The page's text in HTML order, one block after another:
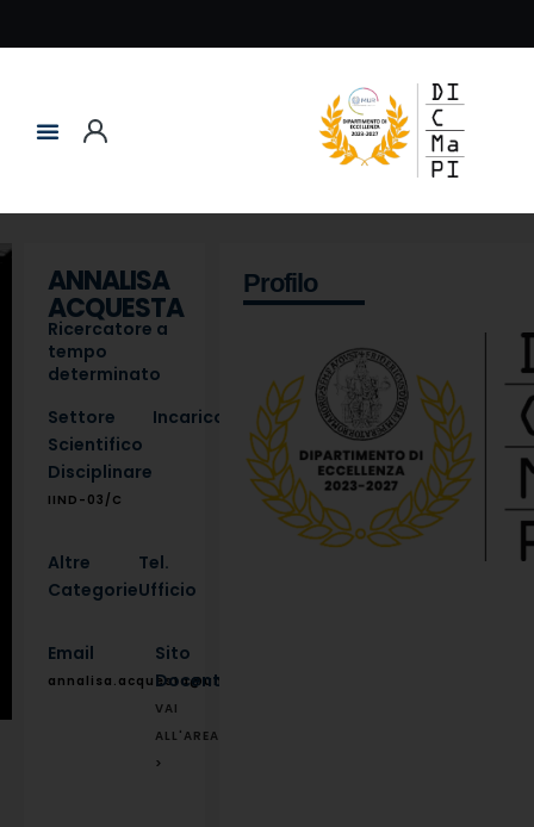
ANNALISA
ACQUESTA
Ricercatore a
tempo
determinato
Settore
Scientifico
Disciplinare
IIND-03/C
Incarico
Altre
Categorie
Tel.
Ufficio
Email
annalisa.acquesta@unina.it
Sito
Docente
VAI
ALL'AREA
>
Profilo